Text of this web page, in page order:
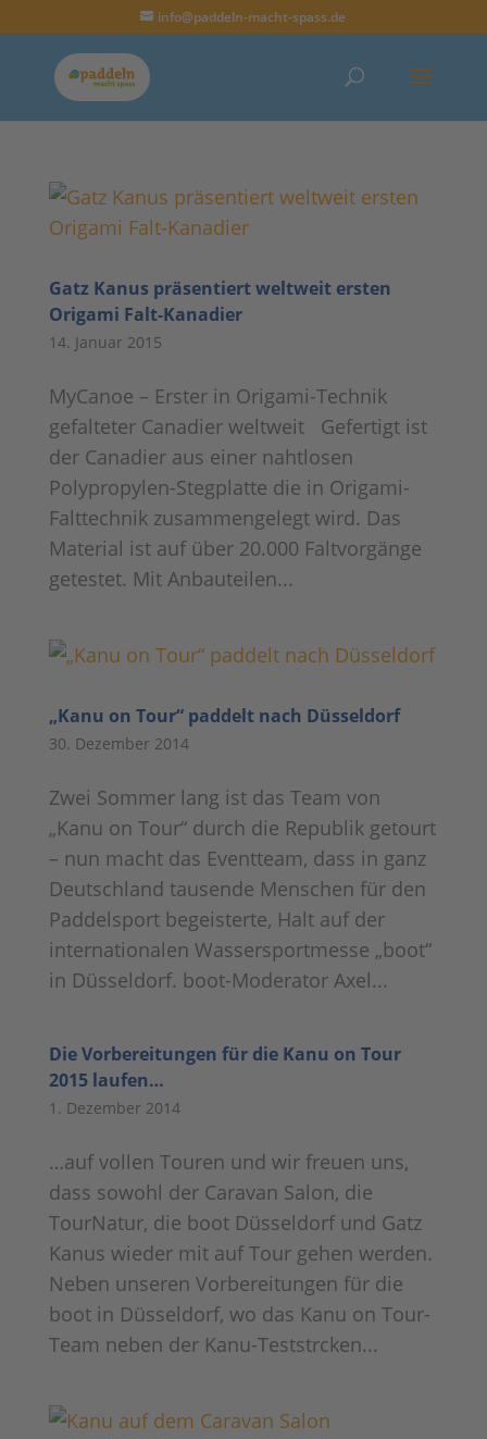
info@paddeln-macht-spass.de
Gatz Kanus präsentiert weltweit ersten
Origami Falt-Kanadier
14. Januar 2015
MyCanoe – Erster in Origami-Technik
gefalteter Canadier weltweit Gefertigt ist
der Canadier aus einer nahtlosen
Polypropylen-Stegplatte die in Origami-
Falttechnik zusammengelegt wird. Das
Material ist auf über 20.000 Faltvorgänge
getestet. Mit Anbauteilen...
„Kanu on Tour“ paddelt nach Düsseldorf
30. Dezember 2014
Zwei Sommer lang ist das Team von
„Kanu on Tour“ durch die Republik getourt
– nun macht das Eventteam, dass in ganz
Deutschland tausende Menschen für den
Paddelsport begeisterte, Halt auf der
internationalen Wassersportmesse „boot“
in Düsseldorf. boot-Moderator Axel...
Die Vorbereitungen für die Kanu on Tour
2015 laufen…
1. Dezember 2014
…auf vollen Touren und wir freuen uns,
dass sowohl der Caravan Salon, die
TourNatur, die boot Düsseldorf und Gatz
Kanus wieder mit auf Tour gehen werden.
Neben unseren Vorbereitungen für die
boot in Düsseldorf, wo das Kanu on Tour-
Team neben der Kanu-Teststrcken...